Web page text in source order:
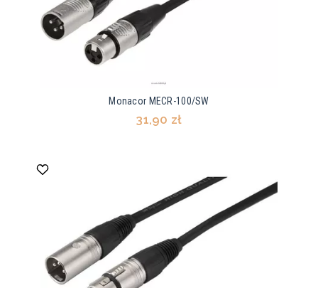
Monacor MECR-100/SW
31,90 zł